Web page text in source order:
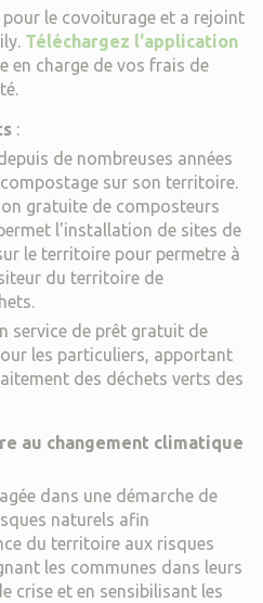
le covoiturage et a rejoint
Téléchargez l'application
en charge de vos frais de
:
de nombreuses années
sur son territoire.
gratuite de composteurs
l'installation de sites de
le territoire pour permetre à
du territoire de
service de prêt gratuit de
les particuliers, apportant
des déchets verts des
au changement climatique
dans une démarche de
naturels afin
du territoire aux risques
les communes dans leurs
crise et en sensibilisant les